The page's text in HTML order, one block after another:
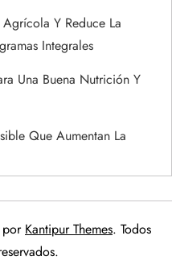
Y Reduce La
Integrales
Una Buena Nutrición Y
Que Aumentan La
Kantipur Themes. Todos